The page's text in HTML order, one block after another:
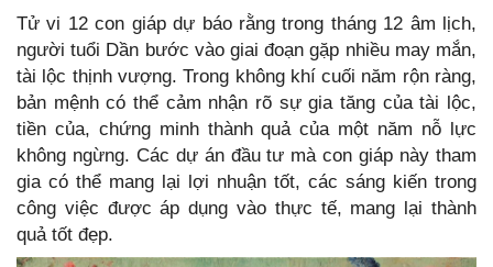
Tử vi 12 con giáp dự báo rằng trong tháng 12 âm lịch,
người tuổi Dần bước vào giai đoạn gặp nhiều may mắn,
tài lộc thịnh vượng. Trong không khí cuối năm rộn ràng,
bản mệnh có thể cảm nhận rõ sự gia tăng của tài lộc,
tiền của, chứng minh thành quả của một năm nỗ lực
không ngừng. Các dự án đầu tư mà con giáp này tham
gia có thể mang lại lợi nhuận tốt, các sáng kiến trong
công việc được áp dụng vào thực tế, mang lại thành
quả tốt đẹp.